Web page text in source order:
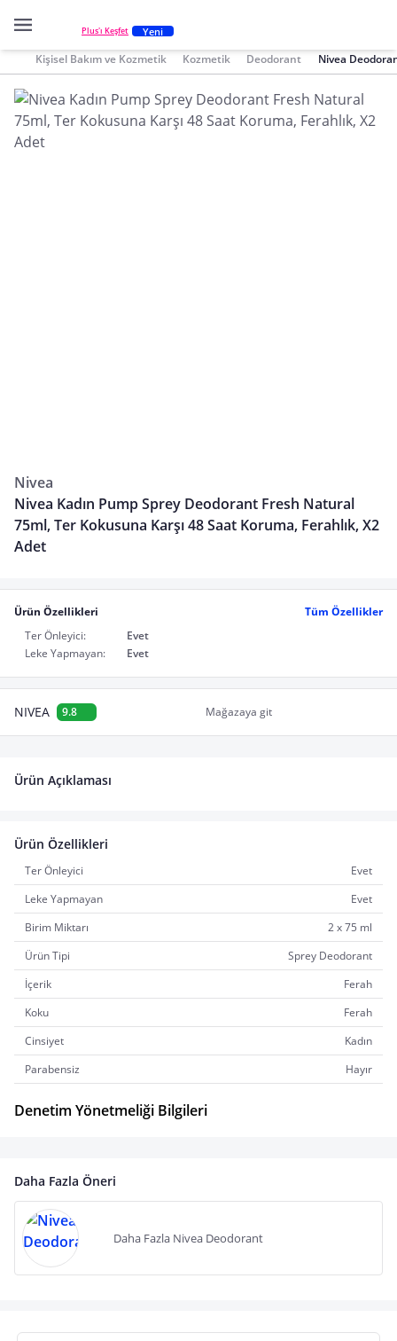
Plus'ı Keşfet Yeni
Kişisel Bakım ve Kozmetik Kozmetik Deodorant Nivea
Nivea
Nivea Kadın Pump Sprey Deodorant Fresh Natural
75ml, Ter Kokusuna Karşı 48 Saat Koruma, Ferahlık, X2
Adet
Ürün Özellikleri
Tüm Özellikler
Ter Önleyici:
Evet
Leke Yapmayan:
Evet
NIVEA 9.8 Mağazaya git
Ürün Açıklaması
Ürün Özellikleri
Ter Önleyici
Evet
Leke Yapmayan
Evet
Birim Miktarı
2 x 75 ml
Ürün Tipi
Sprey Deodorant
İçerik
Ferah
Koku
Ferah
Cinsiyet
Kadın
Parabensiz
Hayır
Denetim Yönetmeliği Bilgileri
Daha Fazla Öneri
Daha Fazla Nivea Deodorant